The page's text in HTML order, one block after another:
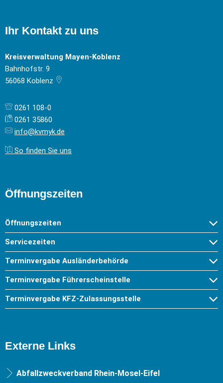
Ihr Kontakt zu uns
Kreisverwaltung Mayen-Koblenz
Bahnhofstr. 9
56068 Koblenz
0261 108-0
0261 35860
info@kvmyk.de
So finden Sie uns
Öffnungszeiten
Öffnungszeiten
Servicezeiten
Terminvergabe Ausländerbehörde
Terminvergabe Führerscheinstelle
Terminvergabe KFZ-Zulassungsstelle
Externe Links
Abfallzweckverband Rhein-Mosel-Eifel